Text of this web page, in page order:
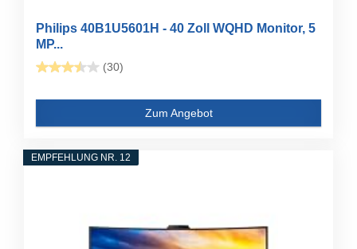
Philips 40B1U5601H - 40 Zoll WQHD Monitor, 5
MP...
(30)
Zum Angebot
EMPFEHLUNG NR. 12